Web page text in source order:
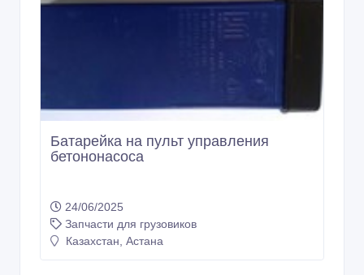
Батарейка на пульт управления
бетононасоса
24/06/2025
Запчасти для грузовиков
Казахстан, Астана